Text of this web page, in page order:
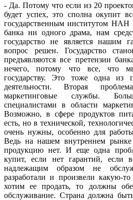
- Да. Потому что если из 20
будет успех, это сполна окупит
государственным институтом
банка ни одного драма, нам
государство не является нашим
вопрос решен. Государство
предъявляются все претензии
нечего, потому что все, что
государству. Это тоже одна из
деятельности. Вторая
маркетинговые службы.
специалистами в области
Возможно, в сфере продуктов
есть, но в технической,
очень нужны, особенно для
Ведь на нашем внутреннем рынке
продукцию нет. И еще одна
купит, если нет гарантий, если
надлежащим образом не
разработали и произвели какую-
хотим ее продать, то должны
обслуживание. Страна должна